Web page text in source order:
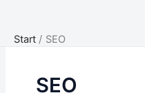
Start SEO
SEO